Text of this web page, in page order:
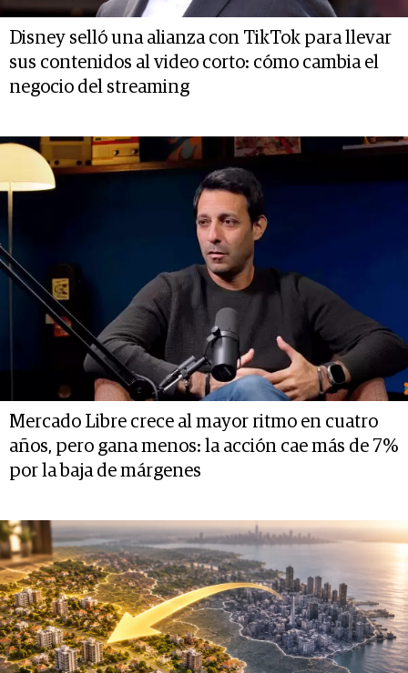
Disney selló una alianza con TikTok para llevar
sus contenidos al video corto: cómo cambia el
negocio del streaming
Mercado Libre crece al mayor ritmo en cuatro
años, pero gana menos: la acción cae más de 7%
por la baja de márgenes